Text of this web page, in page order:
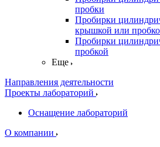
пробки
Пробирки
крышкой или
Пробирки
пробкой
Еще
Направления деятельности
Проекты лабораторий
Оснащение лабораторий
О компании